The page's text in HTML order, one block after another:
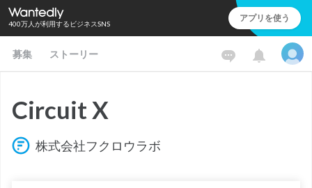
400万人が利用するビジネスSNS アプリを使う
募集 ストーリー
Circuit X
株式会社フクロウラボ